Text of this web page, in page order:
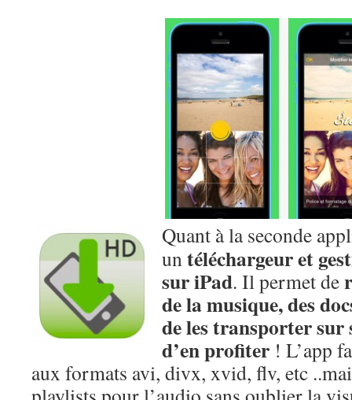
Quant à la seconde
untéléchargeur et
sur iPad. Il permet de
de la musique, des
de les transporter sur
d’en profiter ! L’app
aux formats avi, divx, xvid, flv, etc